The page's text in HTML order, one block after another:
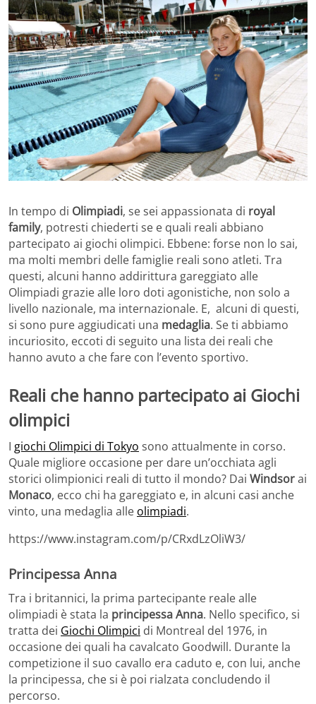
In tempo di Olimpiadi, se sei appassionata di royal
family, potresti chiederti se e quali reali abbiano
partecipato ai giochi olimpici. Ebbene: forse non lo sai,
ma molti membri delle famiglie reali sono atleti. Tra
questi, alcuni hanno addirittura gareggiato alle
Olimpiadi grazie alle loro doti agonistiche, non solo a
livello nazionale, ma internazionale. E, alcuni di questi,
si sono pure aggiudicati una medaglia. Se ti abbiamo
incuriosito, eccoti di seguito una lista dei reali che
hanno avuto a che fare con l’evento sportivo.
Reali che hanno partecipato ai Giochi
olimpici
I giochi Olimpici di Tokyo sono attualmente in corso.
Quale migliore occasione per dare un’occhiata agli
storici olimpionici reali di tutto il mondo? Dai Windsorai
Monaco, ecco chi ha gareggiato e, in alcuni casi anche
vinto, una medaglia alle olimpiadi.
https://www.instagram.com/p/CRxdLzOliW3/
Principessa Anna
Tra i britannici, la prima partecipante reale alle
olimpiadi è stata la principessa Anna. Nello specifico, si
tratta dei Giochi Olimpici di Montreal del 1976, in
occasione dei quali ha cavalcato Goodwill. Durante la
competizione il suo cavallo era caduto e, con lui, anche
la principessa, che si è poi rialzata concludendo il
percorso.